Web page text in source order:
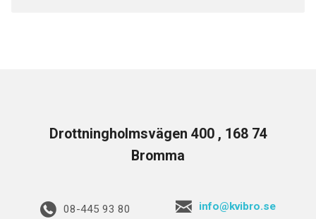
Drottningholmsvägen 400 , 168 74
Bromma
08-445 93 80 info@kvibro.se